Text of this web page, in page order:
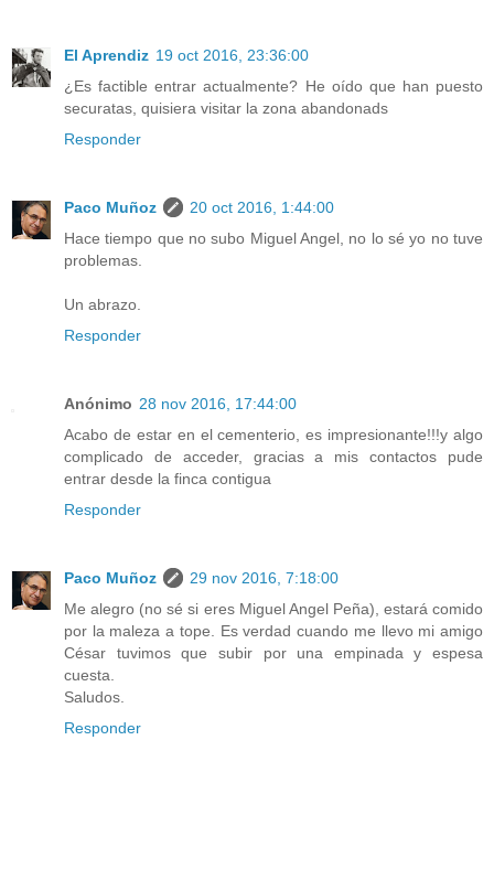
El Aprendiz 19 oct 2016, 23:36:00
¿Es factible entrar actualmente? He oído que han puesto
securatas, quisiera visitar la zona abandonads
Responder
Paco Muñoz
20 oct 2016, 1:44:00
Hace tiempo que no subo Miguel Angel, no lo sé yo no tuve
problemas.
Un abrazo.
Responder
Anónimo 28 nov 2016, 17:44:00
Acabo de estar en el cementerio, es impresionante!!!y algo
complicado de acceder, gracias a mis contactos pude
entrar desde la finca contigua
Responder
Paco Muñoz
29 nov 2016, 7:18:00
Me alegro (no sé si eres Miguel Angel Peña), estará comido
por la maleza a tope. Es verdad cuando me llevo mi amigo
César tuvimos que subir por una empinada y espesa
cuesta.
Saludos.
Responder